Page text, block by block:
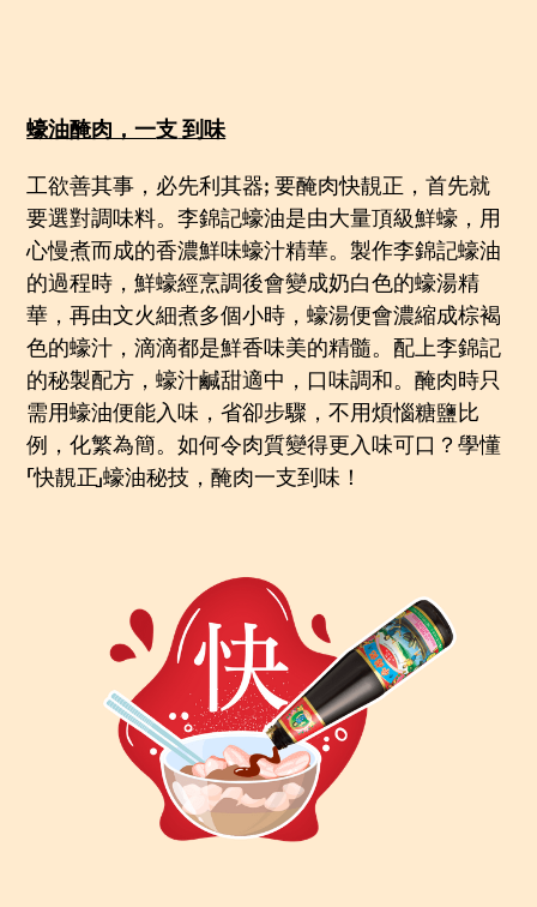
蠔油醃肉，一支 到味
工欲善其事，必先利其器; 要醃肉快靚正，首先就
要選對調味料。李錦記蠔油是由大量頂級鮮蠔，用
心慢煮而成的香濃鮮味蠔汁精華。製作李錦記蠔油
的過程時，鮮蠔經烹調後會變成奶白色的蠔湯精
華，再由文火細煮多個小時，蠔湯便會濃縮成棕褐
色的蠔汁，滴滴都是鮮香味美的精髓。配上李錦記
的秘製配方，蠔汁鹹甜適中，口味調和。醃肉時只
需用蠔油便能入味，省卻步驟，不用煩惱糖鹽比
例，化繁為簡。如何令肉質變得更入味可口？學懂
「快靚正」蠔油秘技，醃肉一支到味！